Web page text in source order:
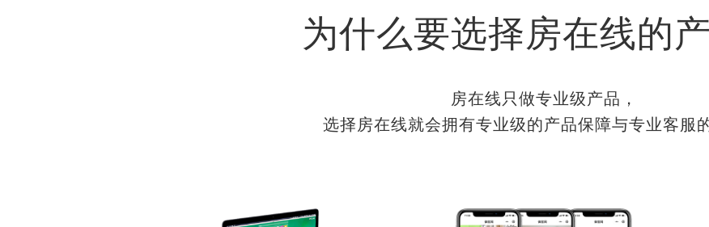
为什么要选择房在线的
房在线只做专业级产品，
选择房在线就会拥有专业级的产品保障与专业客服的